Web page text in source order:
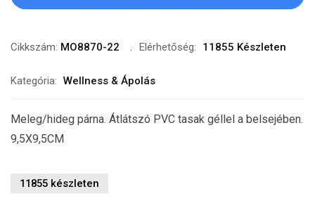
Cikkszám: MO8870-22 Elérhetőség: 11855 Készleten
Kategória: Wellness & Ápolás
Meleg/hideg párna. Átlátszó PVC tasak géllel a belsejében.
9,5X9,5CM
11855 készleten